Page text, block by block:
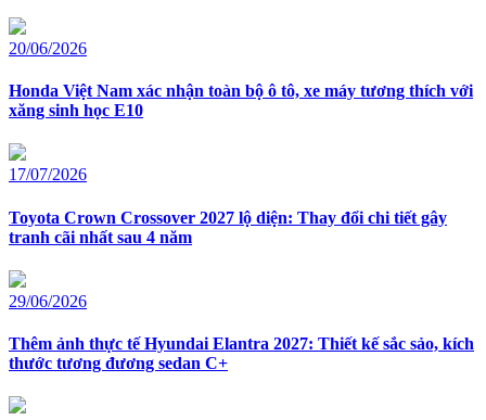
20/06/2026
Honda Việt Nam xác nhận toàn bộ ô tô, xe máy tương thích với
xăng sinh học E10
17/07/2026
Toyota Crown Crossover 2027 lộ diện: Thay đổi chi tiết gây
tranh cãi nhất sau 4 năm
29/06/2026
Thêm ảnh thực tế Hyundai Elantra 2027: Thiết kế sắc sảo, kích
thước tương đương sedan C+